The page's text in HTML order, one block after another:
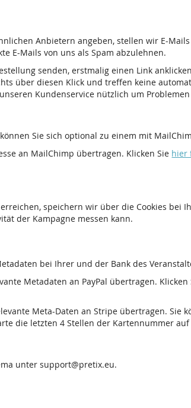
Anbietern angeben, stellen wir E-
E-Mails von uns als Spam abzulehnen.
senden, erstmalig einen Link
über diesen Klick und treffen keine
Kundenservice nützlich um
Sie sich optional zu einem mit
an MailChimp übertragen. Klicken Sie hier
speichern wir über die Cookies bei
der Kampagne messen kann.
bei Ihrer und der Bank des
Metadaten an PayPal übertragen. Klicken
Meta-Daten an Stripe übertragen. Sie
die letzten 4 Stellen der Kartennummer
unter support@pretix.eu.